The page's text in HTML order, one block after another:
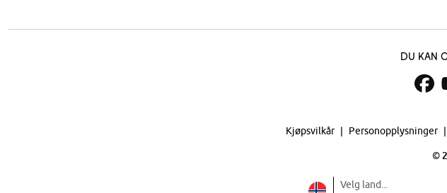
Du kan
Kjøpsvilkår Personopplysninger
©
Velg land...